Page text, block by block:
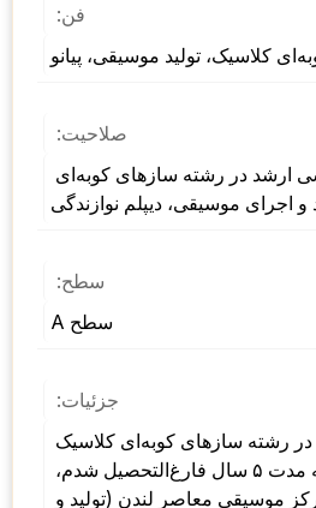
فن:
صلاحیت:
و اجرای موسیقی، دیپلم نوازندگی
سطح:
سطح A
جزئیات: